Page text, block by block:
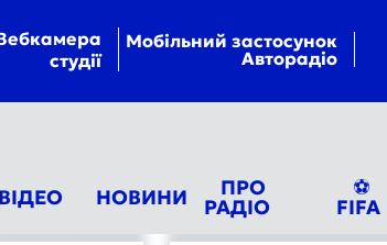
студії
Мобільний застосунок
Авторадіо
ВІДЕО НОВИНИ ПРО
РАДІО
⚽
FIFA